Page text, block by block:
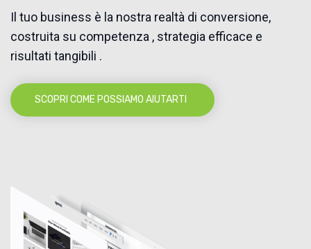
Il tuo business è la nostra realtà di conversione,
costruita su competenza , strategia efficace e
risultati tangibili .
SCOPRI COME POSSIAMO AIUTARTI